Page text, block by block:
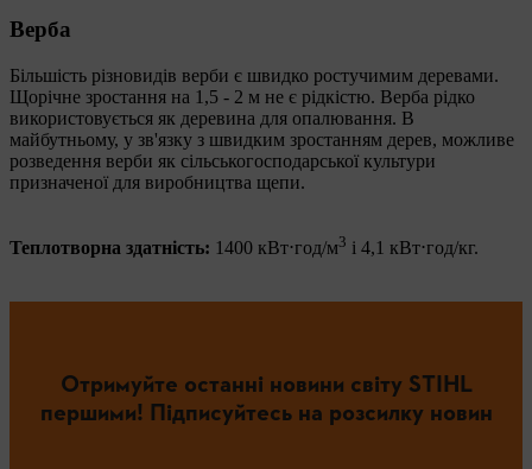
Верба
Більшість різновидів верби є швидко ростучимим деревами.
Щорічне зростання на 1,5 - 2 м не є рідкістю. Верба рідко
використовується як деревина для опалювання. В
майбутньому, у зв'язку з швидким зростанням дерев, можливе
розведення верби як сільськогосподарської культури
призначеної для виробництва щепи.
Теплотворна здатність: 1400 кВт⋅год/м3 і 4,1 кВт⋅год/кг.
Отримуйте останні новини світу STIHL
першими! Підписуйтесь на розсилку новин